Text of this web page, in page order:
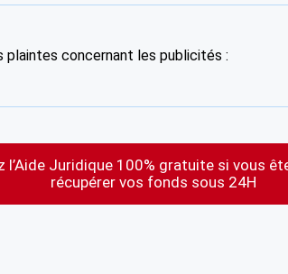
plaintes concernant les publicités :
l’Aide Juridique 100% gratuite si vous
récupérer vos fonds sous 24H